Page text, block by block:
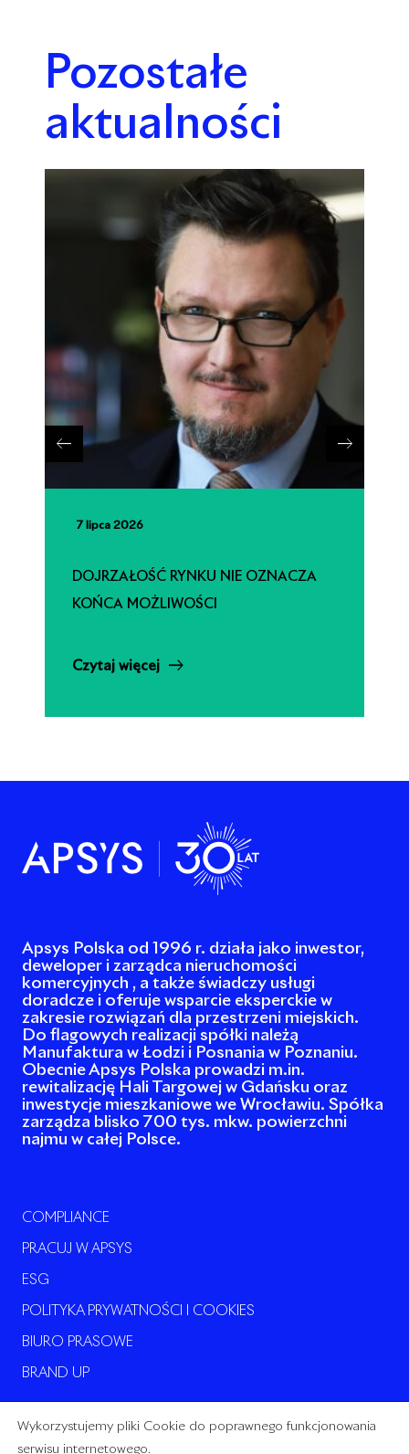
Pozostałe
aktualności
7 lipca 2026
DOJRZAŁOŚĆ RYNKU NIE OZNACZA
KOŃCA MOŻLIWOŚCI
Czytaj więcej
Apsys Polska od 1996 r. działa jako inwestor,
deweloper i zarządca nieruchomości
komercyjnych , a także świadczy usługi
doradcze i oferuje wsparcie eksperckie w
zakresie rozwiązań dla przestrzeni miejskich.
Do flagowych realizacji spółki należą
Manufaktura w Łodzi i Posnania w Poznaniu.
Obecnie Apsys Polska prowadzi m.in.
rewitalizację Hali Targowej w Gdańsku oraz
inwestycje mieszkaniowe we Wrocławiu. Spółka
zarządza blisko 700 tys. mkw. powierzchni
najmu w całej Polsce.
COMPLIANCE
PRACUJ W APSYS
ESG
POLITYKA PRYWATNOŚCI I COOKIES
BIURO PRASOWE
BRAND UP
Wykorzystujemy pliki Cookie do poprawnego funkcjonowania
serwisu internetowego.